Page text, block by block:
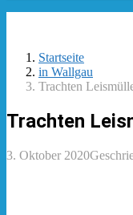
Startseite
in Wallgau
Trachten
Trachten
3. Oktober 2020